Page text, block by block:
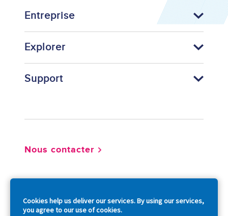
Cookies help us deliver our services. By using our services,
you agree to our use of cookies.
Entreprise
Explorer
Support
Nous contacter